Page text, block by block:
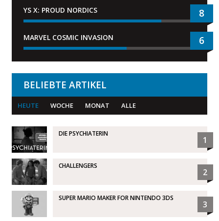
YS X: PROUD NORDICS 8
MARVEL COSMIC INVASION 6
BELIEBTE ARTIKEL
HEUTE WOCHE MONAT ALLE
DIE PSYCHIATERIN
1
CHALLENGERS
2
SUPER MARIO MAKER FOR NINTENDO 3DS
3